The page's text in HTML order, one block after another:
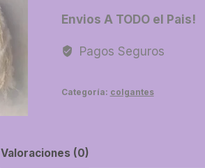
crudos
Envios A TODO el Pais!
Pagos Seguros
Categoría: colgantes
Valoraciones (0)